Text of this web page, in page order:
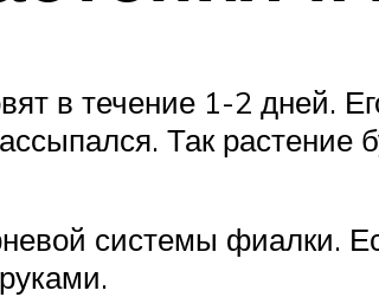
в течение 1-2 дней.
Так растение
системы фиалки.